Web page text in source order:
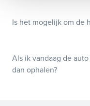
Is het mogelijk om de
Als ik vandaag de
dan ophalen?